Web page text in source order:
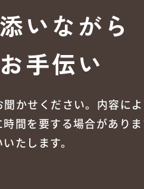
いながら
手伝い
かせください。内容に
間を要する場合があり
たします。